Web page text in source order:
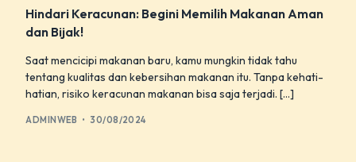
Hindari Keracunan: Begini Memilih Makanan Aman
dan Bijak!
Saat mencicipi makanan baru, kamu mungkin tidak tahu
tentang kualitas dan kebersihan makanan itu. Tanpa kehati-
hatian, risiko keracunan makanan bisa saja terjadi. […]
ADMINWEB 30/08/2024